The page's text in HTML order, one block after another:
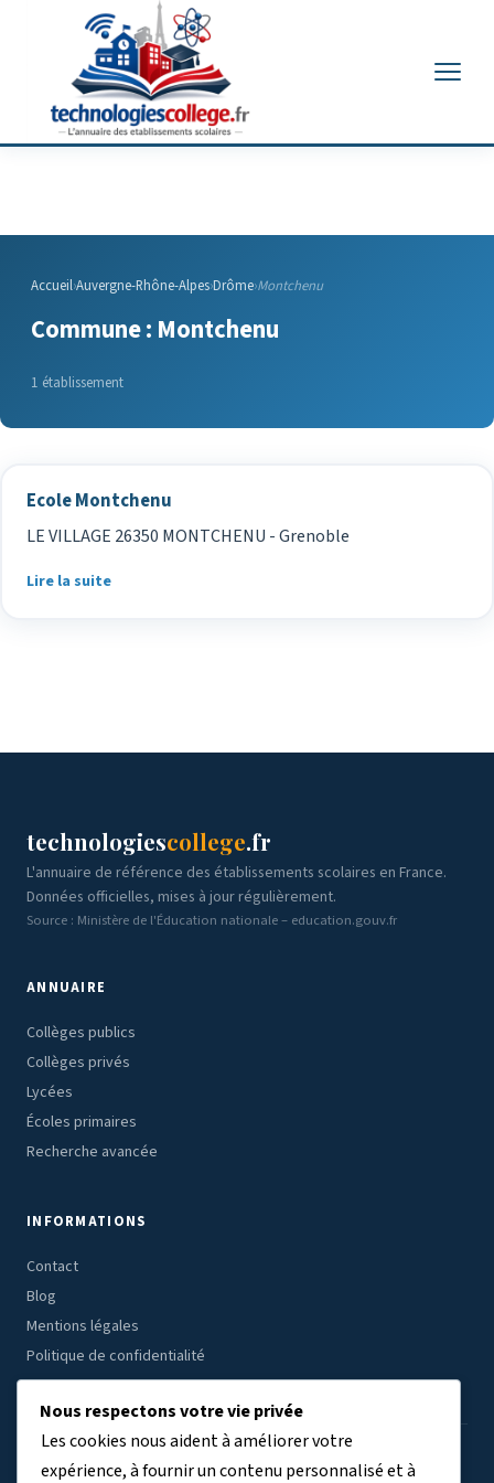
Accueil›Auvergne-Rhône-Alpes›Drôme›Montchenu
Commune : Montchenu
1 établissement
Ecole Montchenu
LE VILLAGE 26350 MONTCHENU - Grenoble
Lire la suite
technologiescollege.fr
L'annuaire de référence des établissements scolaires en France.
Données officielles, mises à jour régulièrement.
Source : Ministère de l'Éducation nationale – education.gouv.fr
ANNUAIRE
Collèges publics
Collèges privés
Lycées
Écoles primaires
Recherche avancée
INFORMATIONS
Contact
Blog
Mentions légales
Politique de confidentialité
ÉTABLISSEMENTS PAR RÉGION
Nous respectons votre vie privée
Les cookies nous aident à améliorer votre
expérience, à fournir un contenu personnalisé et à